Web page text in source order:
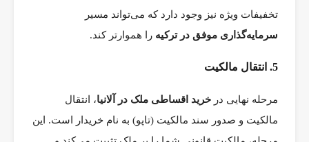
تخفیفات ویژه نیز وجود دارد که می‌تواند مسیر
سرمایه‌گذاری موفق در ترکیه را هموارتر کند.
5. انتقال مالکیت
مرحله نهایی در خرید اقساطی ملک در آلانیا، انتقال
مالکیت و صدور سند مالکیت (تاپو) به نام خریدار است. این